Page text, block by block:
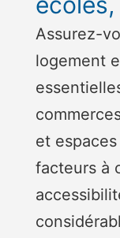
Assurez-
logement
et
facteurs à